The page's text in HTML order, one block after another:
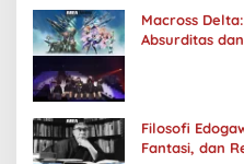
Macross
Absurditas
Filosofi
Fantasi, dan